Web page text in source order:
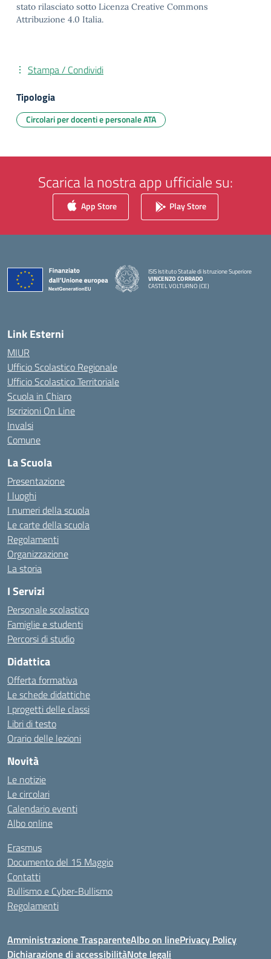
stato rilasciato sotto Licenza Creative Commons
Attribuzione 4.0 Italia.
Stampa / Condividi
Tipologia
Circolari per docenti e personale ATA
Scarica la nostra app ufficiale su:
App Store Play Store
ISIS Istituto Statale di Istruzione Superiore
VINCENZO CORRADO
CASTEL VOLTURNO (CE)
Link Esterni
MIUR
Ufficio Scolastico Regionale
Ufficio Scolastico Territoriale
Scuola in Chiaro
Iscrizioni On Line
Invalsi
Comune
La Scuola
Presentazione
I luoghi
I numeri della scuola
Le carte della scuola
Regolamenti
Organizzazione
La storia
I Servizi
Personale scolastico
Famiglie e studenti
Percorsi di studio
Didattica
Offerta formativa
Le schede didattiche
I progetti delle classi
Libri di testo
Orario delle lezioni
Novità
Le notizie
Le circolari
Calendario eventi
Albo online
Erasmus
Documento del 15 Maggio
Contatti
Bullismo e Cyber-Bullismo
Regolamenti
Amministrazione TrasparenteAlbo on linePrivacy Policy
Dichiarazione di accessibilitàNote legali